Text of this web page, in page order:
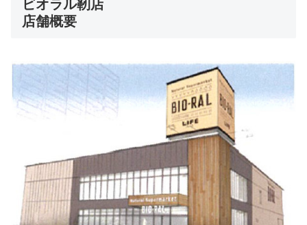
ビオラル靭店
店舗概要